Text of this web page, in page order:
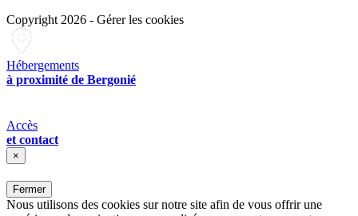
Copyright 2026 - Gérer les cookies
Hébergements
à proximité de Bergonié
Accès
et contact
×
Fermer
Nous utilisons des cookies sur notre site afin de vous offrir une